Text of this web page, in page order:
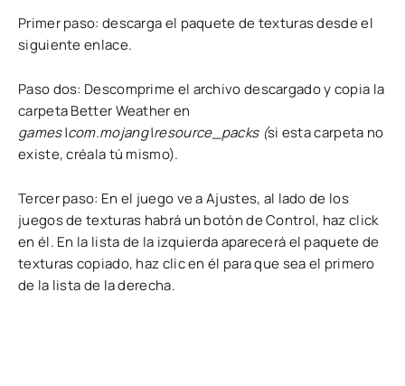
Primer paso: descarga el paquete de texturas desde el
siguiente enlace.
Paso dos: Descomprime el archivo descargado y copia la
carpeta Better Weather en
games\com.mojang\resource_packs (si esta carpeta no
existe, créala tú mismo).
Tercer paso: En el juego ve a Ajustes, al lado de los
juegos de texturas habrá un botón de Control, haz click
en él. En la lista de la izquierda aparecerá el paquete de
texturas copiado, haz clic en él para que sea el primero
de la lista de la derecha.